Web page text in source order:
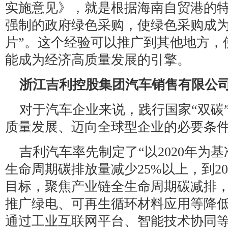
实施意见》，就是根据海南自贸港的
强制的政府绿色采购，使绿色采购成
片”。这个经验可以推广到其他地方
能成为经济高质量发展的引擎。
浙江吉利控股集团汽车销售有限公
对于汽车企业来说，践行国家“双
质量发展、迈向全球型企业的必要条
吉利汽车率先制定了“以2020年为
生命周期碳排放量减少25%以上，到
目标，聚焦产业链全生命周期碳减排
推广绿电、可再生循环材料应用等降
通过工业互联网平台、智能技术协同